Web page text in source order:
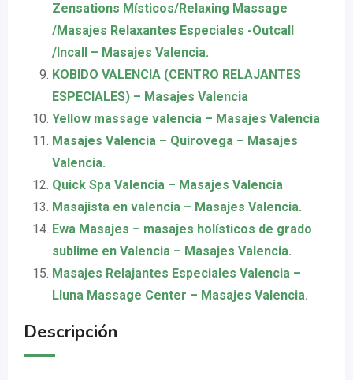
Zensations Místicos/Relaxing Massage
/Masajes Relaxantes Especiales -Outcall
/Incall – Masajes Valencia.
KOBIDO VALENCIA (CENTRO RELAJANTES
ESPECIALES) – Masajes Valencia
Yellow massage valencia – Masajes Valencia
Masajes Valencia – Quirovega – Masajes
Valencia.
Quick Spa Valencia – Masajes Valencia
Masajista en valencia – Masajes Valencia.
Ewa Masajes – masajes holísticos de grado
sublime en Valencia – Masajes Valencia.
Masajes Relajantes Especiales Valencia –
Lluna Massage Center – Masajes Valencia.
Descripción